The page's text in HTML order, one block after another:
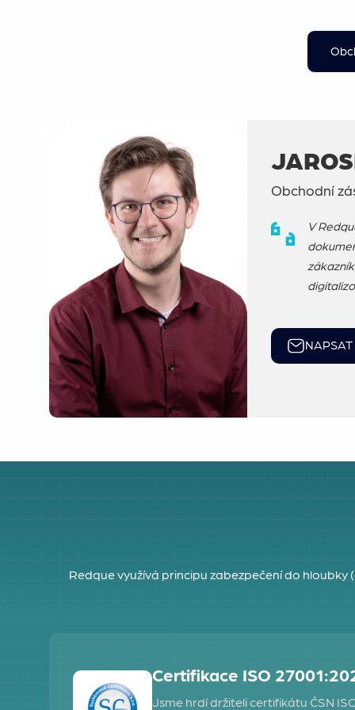
Obchodní
V
NAPSAT
Redque využívá principu zabezpečení do
Certifikace ISO
Jsme hrdí držiteli certifikátu ČSN